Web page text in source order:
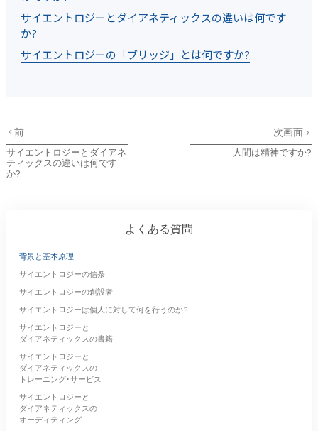
サイエントロジーとダイアネティックスの違いは何です
か?
サイエントロジーの「ブリッジ」とは何ですか?
前
サイエントロジーとダイアネ
ティックスの違いは何です
か?
次画面
人間は精神ですか?
よくある質問
背景と基本原理
サイエントロジーの信条
サイエントロジーの創設者
サイエントロジーは個人に対して何を行うのか?
サイエントロジーと
ダイアネティックスの書籍
サイエントロジーと
ダイアネティックスの
トレーニング･サービス
サイエントロジーと
ダイアネティックスの
オーディティング